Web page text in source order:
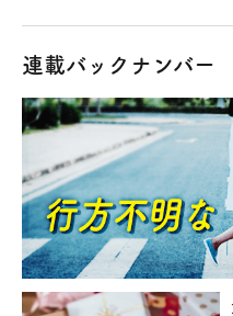
連載バックナンバー